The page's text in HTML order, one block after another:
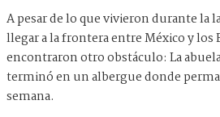
A pesar de lo que vivieron durante la
llegar a la frontera entre México y los
encontraron otro obstáculo: La
terminó en un albergue donde
semana.